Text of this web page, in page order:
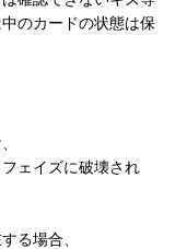
のカードの状態は保
ェイズに破壊され
る場合、